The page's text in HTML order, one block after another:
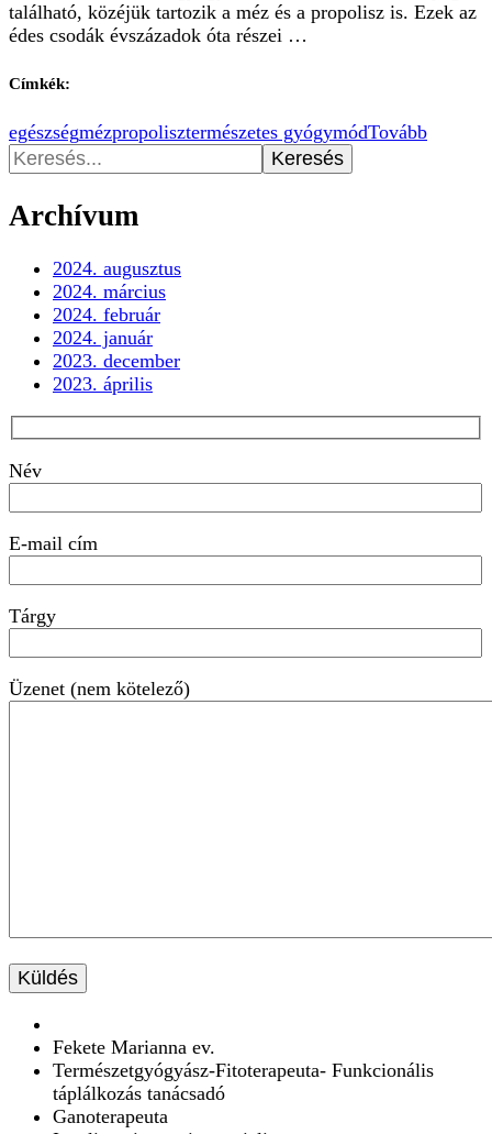
található, közéjük tartozik a méz és a propolisz is. Ezek az
édes csodák évszázadok óta részei …
Címkék:
egészségmézpropolisztermészetes gyógymódTovább
Keresés:
Archívum
2024. augusztus
2024. március
2024. február
2024. január
2023. december
2023. április
Név
E-mail cím
Tárgy
Üzenet (nem kötelező)
Fekete Marianna ev.
Természetgyógyász-Fitoterapeuta- Funkcionális
táplálkozás tanácsadó
Ganoterapeuta